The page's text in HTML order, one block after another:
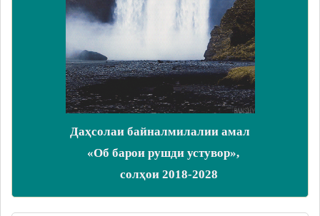
Даҳсолаи байналмилалии амал
«Об барои рушди устувор»,
солҳои 2018-2028